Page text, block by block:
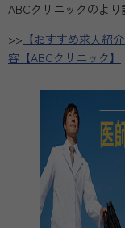
ABCクリニックのより
>> 【おすすめ求人紹
容【ABCクリニック】